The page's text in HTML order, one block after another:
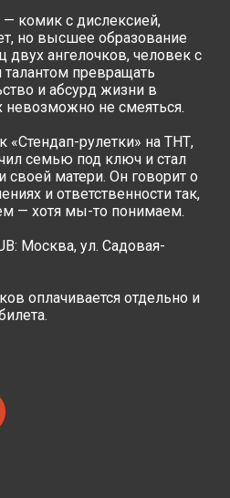
комик с дислексией,
но высшее образование
двух ангелочков, человек с
превращать
и абсурд жизни в
невозможно не смеяться.
рулетки» на ТНТ,
семью под ключ и стал
своей матери. Он говорит о
и ответственности так,
— хотя мы-то понимаем.
Москва, ул. Садовая-
оплачивается отдельно и